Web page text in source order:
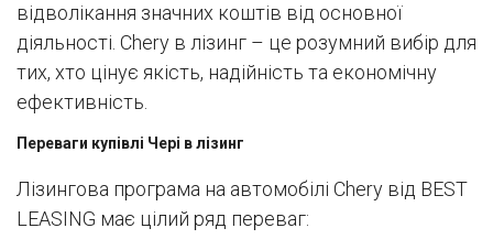
відволікання значних коштів від основної
діяльності. Chery в лізинг – це розумний вибір для
тих, хто цінує якість, надійність та економічну
ефективність.
Переваги купівлі Чері в лізинг
Лізингова програма на автомобілі Chery від BEST
LEASING має цілий ряд переваг: